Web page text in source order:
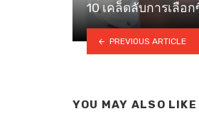
10 เคล็ดลับการเลือ
PREVIOUS ARTICLE
YOU MAY ALSO LIKE